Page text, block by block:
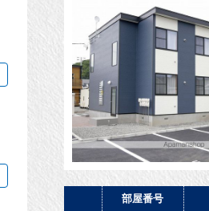
部屋番号